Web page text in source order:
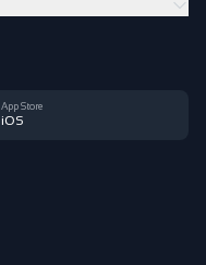
App Store
iOS